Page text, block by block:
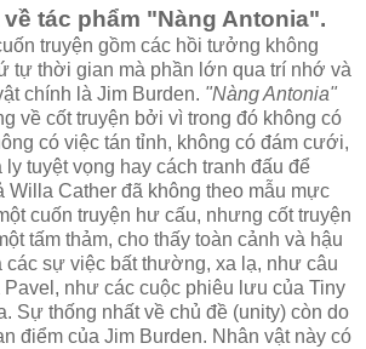
tác phẩm "Nàng Antonia".
truyện gồm các hồi tưởng không
tự thời gian mà phần lớn qua trí nhớ và
chính là Jim Burden. "Nàng Antonia"
về cốt truyện bởi vì trong đó không có
có việc tán tỉnh, không có đám cưới,
ly tuyệt vọng hay cách tranh đấu để
Willa Cather đã không theo mẫu mực
cuốn truyện hư cấu, nhưng cốt truyện
tấm thảm, cho thấy toàn cảnh và hậu
các sự việc bất thường, xa lạ, như câu
Pavel, như các cuộc phiêu lưu của Tiny
Sự thống nhất về chủ đề (unity) còn do
điểm của Jim Burden. Nhân vật này có